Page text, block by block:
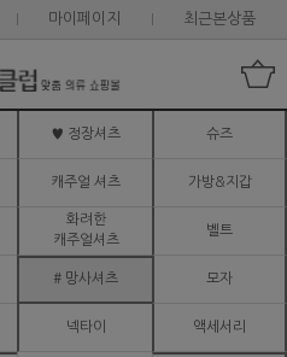
마이페이지 최근본상품
♥ 정장셔츠 슈즈
캐주얼 셔츠 가방&지갑
화려한
캐주얼셔츠
벨트
# 망사셔츠 모자
넥타이 액세서리